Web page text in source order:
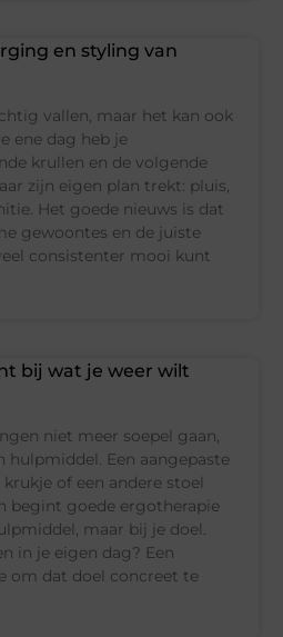
en styling van
vallen, maar het kan ook
ene dag heb je
krullen en de volgende
zijn eigen plan trekt: pluis,
Het goede nieuws is dat
gewoontes en de juiste
consistenter mooi kunt
bij wat je weer wilt
niet meer soepel gaan,
hulpmiddel. Een aangepaste
of een andere stoel
begint goede ergotherapie
maar bij je doel.
in je eigen dag? Een
om dat doel concreet te